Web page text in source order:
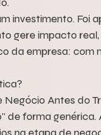
investimento. Foi
gere impacto
da empresa: com
Negócio Antes do
de forma